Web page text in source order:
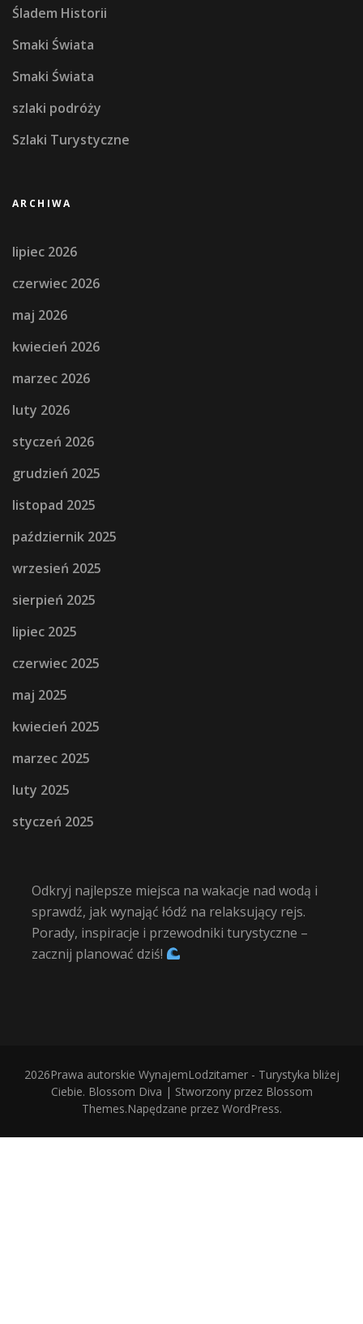
Śladem Historii
Smaki Świata
Smaki Świata
szlaki podróży
Szlaki Turystyczne
ARCHIWA
lipiec 2026
czerwiec 2026
maj 2026
kwiecień 2026
marzec 2026
luty 2026
styczeń 2026
grudzień 2025
listopad 2025
październik 2025
wrzesień 2025
sierpień 2025
lipiec 2025
czerwiec 2025
maj 2025
kwiecień 2025
marzec 2025
luty 2025
styczeń 2025
Odkryj najlepsze miejsca na wakacje nad wodą i
sprawdź, jak wynająć łódź na relaksujący rejs.
Porady, inspiracje i przewodniki turystyczne –
zacznij planować dziś!
2026Prawa autorskie WynajemLodzitamer - Turystyka bliżej
Ciebie. Blossom Diva | Stworzony przez Blossom
Themes.Napędzane przez WordPress.